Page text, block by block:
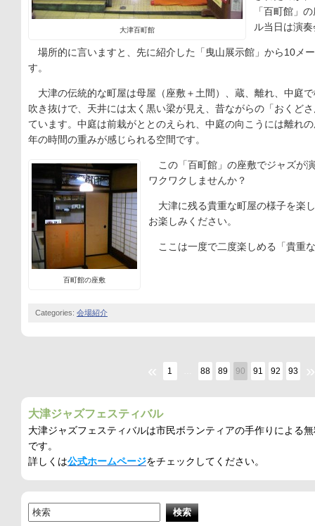
大津百町館
「百町館」
ル当日は演
場所的に言いますと、先に紹介した「曳山展示館」から10メ
す。
大津の伝統的な町屋は母屋（座敷＋土間）、蔵、離れ、中庭
吹き抜けで、天井には太く黒い梁が見え、昔ながらの「おくど
ています。中庭は前栽がととのえられ、中庭の向こうには離れ
年の時間の重みが感じられる空間です。
百町館の座敷
この「百町館」の座敷でジャズが
ワクワクしませんか？
大津に残る貴重な町屋の様子を楽
お楽しみください。
ここは一度で二度楽しめる「貴重
Categories: 会場紹介
« 1 88 89 90 91 92 93 »
大津ジャズフェスティバル
大津ジャズフェスティバルは市民ボランティアの手作りによる
です。
詳しくは公式ホームページをチェックしてください。